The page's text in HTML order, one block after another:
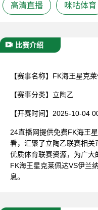
高清直播 咪咕体育
比赛介绍
【赛事名称】 FK海王星克
【赛事分类】 立陶乙
【开赛时间】 2025-10-04
24直播网提供免费FK海王
看，汇聚了立陶乙联赛相关
优质体育联赛资源，为广
FK海王星克莱佩达VS伊兰
息。